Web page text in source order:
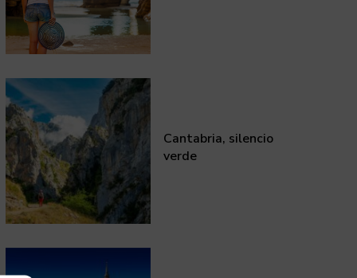
Cantabria, silencio
verde